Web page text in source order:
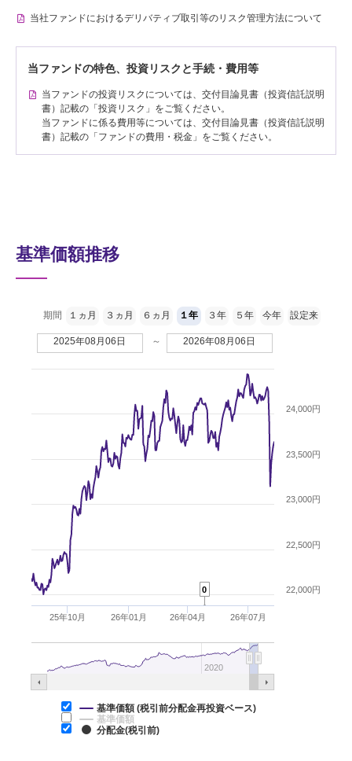
当社ファンドにおけるデリバティブ取引等のリスク管理方法について
当ファンドの特色、投資リスクと手続・費用等
当ファンドの投資リスクについては、交付目論見書（投資信託説明
書）記載の「投資リスク」をご覧ください。
当ファンドに係る費用等については、交付目論見書（投資信託説明
書）記載の「ファンドの費用・税金」をご覧ください。
基準価額推移
0
26年01月 26年07月
25年10月 26年04月
2020
22,000円
22,500円
23,000円
23,500円
24,000円
期間 １ヵ月 ３ヵ月 ６ヵ月 １年 ３年 ５年 今年 設定来
2025年08月06日 ～ 2026年08月06日
基準価額 (税引前分配金再投資ベース)
基準価額
分配金(税引前)